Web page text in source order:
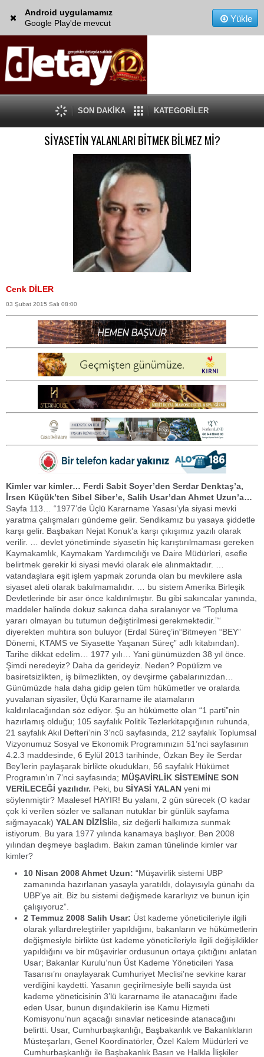
Android uygulamamız
Google Play'de mevcut
Yükle
SON DAKİKA KATEGORİLER
SİYASETİN YALANLARI BİTMEK BİLMEZ Mİ?
Cenk DİLER
03 Şubat 2015 Salı 08:00
Kimler var kimler… Ferdi Sabit Soyer’den Serdar Denktaş’a,
İrsen Küçük’ten Sibel Siber’e, Salih Usar’dan Ahmet Uzun’a…
Sayfa 113… “1977’de Üçlü Kararname Yasası’yla siyasi mevki
yaratma çalışmaları gündeme gelir. Sendikamız bu yasaya şiddetle
karşı gelir. Başbakan Nejat Konuk’a karşı çıkışımız yazılı olarak
verilir. … devlet yönetiminde siyasetin hiç karıştırılmaması gereken
Kaymakamlık, Kaymakam Yardımcılığı ve Daire Müdürleri, esefle
belirtmek gerekir ki siyasi mevki olarak ele alınmaktadır. …
vatandaşlara eşit işlem yapmak zorunda olan bu mevkilere asla
siyaset aleti olarak bakılmamalıdır. … bu sistem Amerika Birleşik
Devletlerinde bir asır önce kaldırılmıştır. Bu gibi sakıncalar yanında,
maddeler halinde dokuz sakınca daha sıralanıyor ve “Topluma
yararı olmayan bu tutumun değiştirilmesi gerekmektedir.”“
diyerekten muhtıra son buluyor (Erdal Süreç’in“Bitmeyen “BEY”
Dönemi, KTAMS ve Siyasette Yaşanan Süreç” adlı kitabından).
Tarihe dikkat edelim… 1977 yılı… Yani günümüzden 38 yıl önce.
Şimdi neredeyiz? Daha da gerideyiz. Neden? Popülizm ve
basiretsizlikten, iş bilmezlikten, oy devşirme çabalarınızdan…
Günümüzde hala daha gidip gelen tüm hükümetler ve oralarda
yuvalanan siyasiler, Üçlü Kararname ile atamaların
kaldırılacağından söz ediyor. Şu an hükümette olan “1 parti”nin
hazırlamış olduğu; 105 sayfalık Politik Tezlerkitapçığının ruhunda,
21 sayfalık Akıl Defteri’nin 3’ncü sayfasında, 212 sayfalık Toplumsal
Vizyonumuz Sosyal ve Ekonomik Programınızın 51’nci sayfasının
4.2.3 maddesinde, 6 Eylül 2013 tarihinde, Özkan Bey ile Serdar
Bey’lerin paylaşarak birlikte okudukları, 56 sayfalık Hükümet
Programın’ın 7’nci sayfasında; MÜŞAVİRLİK SİSTEMİNE SON
VERİLECEĞİ yazılıdır. Peki, bu SİYASİ YALAN yeni mi
söylenmiştir? Maalesef HAYIR! Bu yalanı, 2 gün sürecek (O kadar
çok ki verilen sözler ve sallanan nutuklar bir günlük sayfama
sığmayacak) YALAN DİZİSİile, siz değerli halkımıza sunmak
istiyorum. Bu yara 1977 yılında kanamaya başlıyor. Ben 2008
yılından deşmeye başladım. Bakın zaman tünelinde kimler var
kimler?
10 Nisan 2008 Ahmet Uzun: “Müşavirlik sistemi UBP
zamanında hazırlanan yasayla yaratıldı, dolayısıyla günahı da
UBP’ye ait. Biz bu sistemi değişmede kararlıyız ve bunun için
çalışıyoruz”.
2 Temmuz 2008 Salih Usar: Üst kademe yöneticileriyle ilgili
olarak yıllardıreleştiriler yapıldığını, bakanların ve hükümetlerin
değişmesiyle birlikte üst kademe yöneticileriyle ilgili değişiklikler
yapıldığını ve bir müşavirler ordusunun ortaya çıktığını anlatan
Usar; Bakanlar Kurulu’nun Üst Kademe Yöneticileri Yasa
Tasarısı’nı onaylayarak Cumhuriyet Meclisi’ne sevkine karar
verdiğini kaydetti. Yasanın geçirilmesiyle belli sayıda üst
kademe yöneticisinin 3’lü kararname ile atanacağını ifade
eden Usar, bunun dışındakilerin ise Kamu Hizmeti
Komisyonu’nun açacağı sınavlar neticesinde atanacağını
belirtti. Usar, Cumhurbaşkanlığı, Başbakanlık ve Bakanlıkların
Müsteşarları, Genel Koordinatörler, Özel Kalem Müdürleri ve
Cumhurbaşkanlığı ile Başbakanlık Basın ve Halkla İlişkiler